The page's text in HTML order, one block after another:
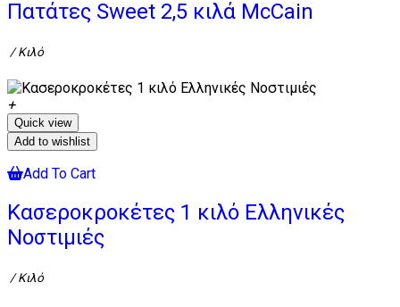
Πατάτες Sweet 2,5 κιλά McCain
/ Κιλό
Quick view
Add to wishlist
Add To Cart
Κασεροκροκέτες 1 κιλό Ελληνικές
Νοστιμιές
/ Κιλό